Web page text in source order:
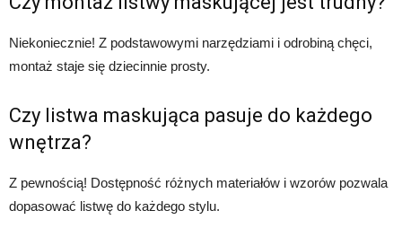
Niekoniecznie! Z podstawowymi narzędziami i odrobiną chęci,
montaż staje się dziecinnie prosty.
Czy listwa maskująca pasuje do każdego
wnętrza?
Z pewnością! Dostępność różnych materiałów i wzorów pozwala
dopasować listwę do każdego stylu.